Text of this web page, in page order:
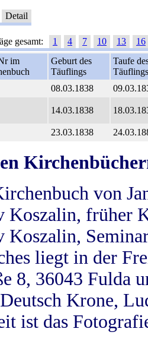
Detail
gesamt: 1 4 7 10 13
16
im
Geburt des
Täuflings
Taufe
Täuflings
08.03.1838
14.03.1838
23.03.1838
von
Koszalin, früher
Koszalin,
liegt in der
8, 36043 Fulda
Krone,
ist das